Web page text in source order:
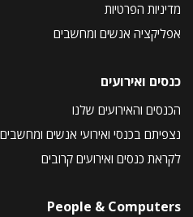
מדיניות הפרטיות
אפליקציה אנשים ומחשבים
כנסים ואירועים
הכנסים והאירועים שלנו
נצפיתם בכנסי ואירועי אנשים ומחשבים
לקראת כנסים ואירועים קרובים
People & Computers